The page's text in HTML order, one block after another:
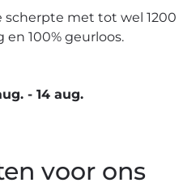
met tot wel 1200
en 100% geurloos.
- 14 aug.
voor ons